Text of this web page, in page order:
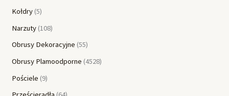
Kołdry 5
Narzuty 108
Obrusy Dekoracyjne 55
Obrusy Plamoodporne 4528
Pościele 9